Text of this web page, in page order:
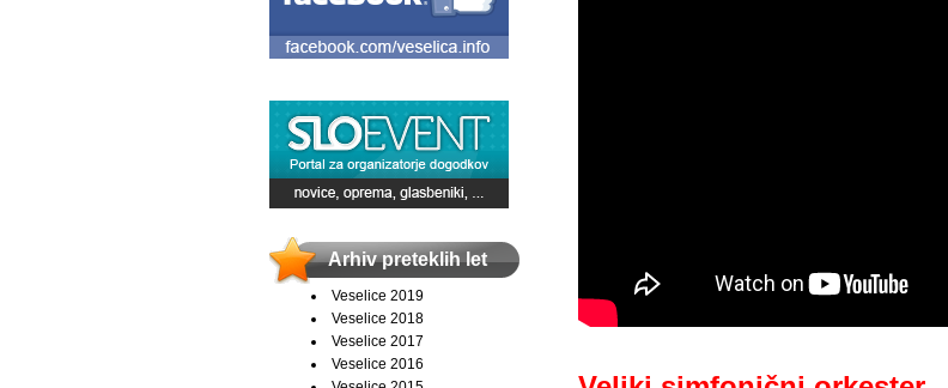
Arhiv preteklih let
Veselice 2019
Veselice 2018
Veselice 2017
Veselice 2016